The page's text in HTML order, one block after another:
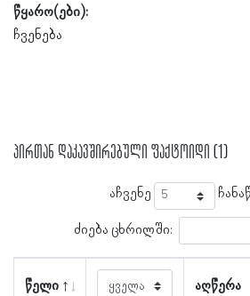
წყარო(ები):
ჩვენება
პირთან დაკავშირებული ფაქტოიდი (1)
აჩვენე
ძიება ცხრილში:
წელი აღწერა